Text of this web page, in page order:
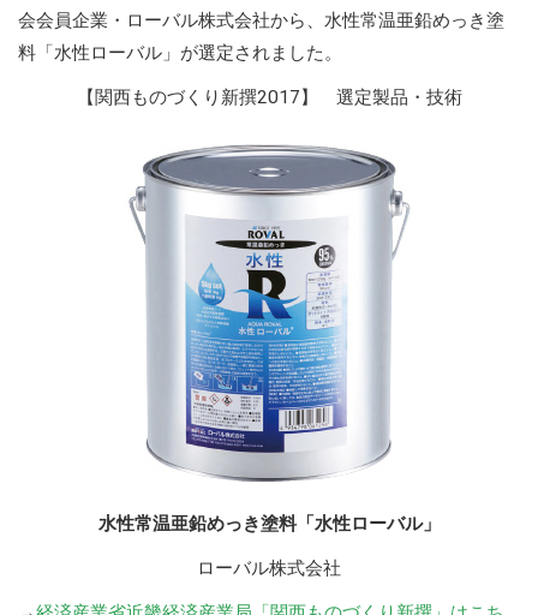
会会員企業・ローバル株式会社から、水性常温亜鉛めっき塗
料「水性ローバル」が選定されました。
【関西ものづくり新撰2017】 選定製品・技術
水性常温亜鉛めっき塗料「水性ローバル」
ローバル株式会社